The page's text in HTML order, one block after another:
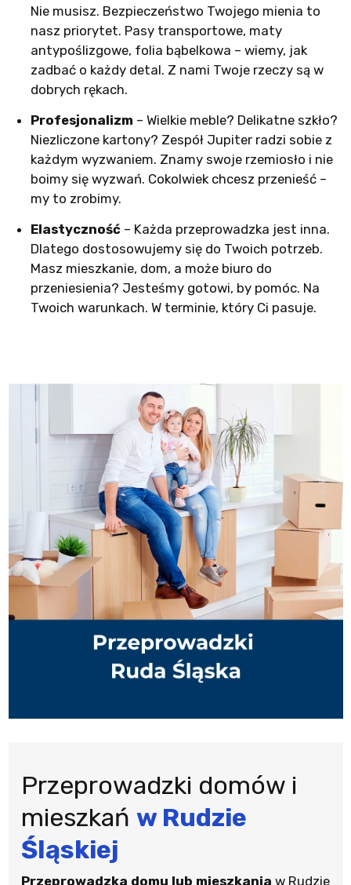
Nie musisz. Bezpieczeństwo Twojego mienia to
nasz priorytet. Pasy transportowe, maty
antypoślizgowe, folia bąbelkowa – wiemy, jak
zadbać o każdy detal. Z nami Twoje rzeczy są w
dobrych rękach.
Profesjonalizm – Wielkie meble? Delikatne szkło?
Niezliczone kartony? Zespół Jupiter radzi sobie z
każdym wyzwaniem. Znamy swoje rzemiosło i nie
boimy się wyzwań. Cokolwiek chcesz przenieść –
my to zrobimy.
Elastyczność– Każda przeprowadzka jest inna.
Dlatego dostosowujemy się do Twoich potrzeb.
Masz mieszkanie, dom, a może biuro do
przeniesienia? Jesteśmy gotowi, by pomóc. Na
Twoich warunkach. W terminie, który Ci pasuje.
Przeprowadzki domów i
mieszkań w Rudzie
Śląskiej
Przeprowadzka domu lub mieszkania w Rudzie